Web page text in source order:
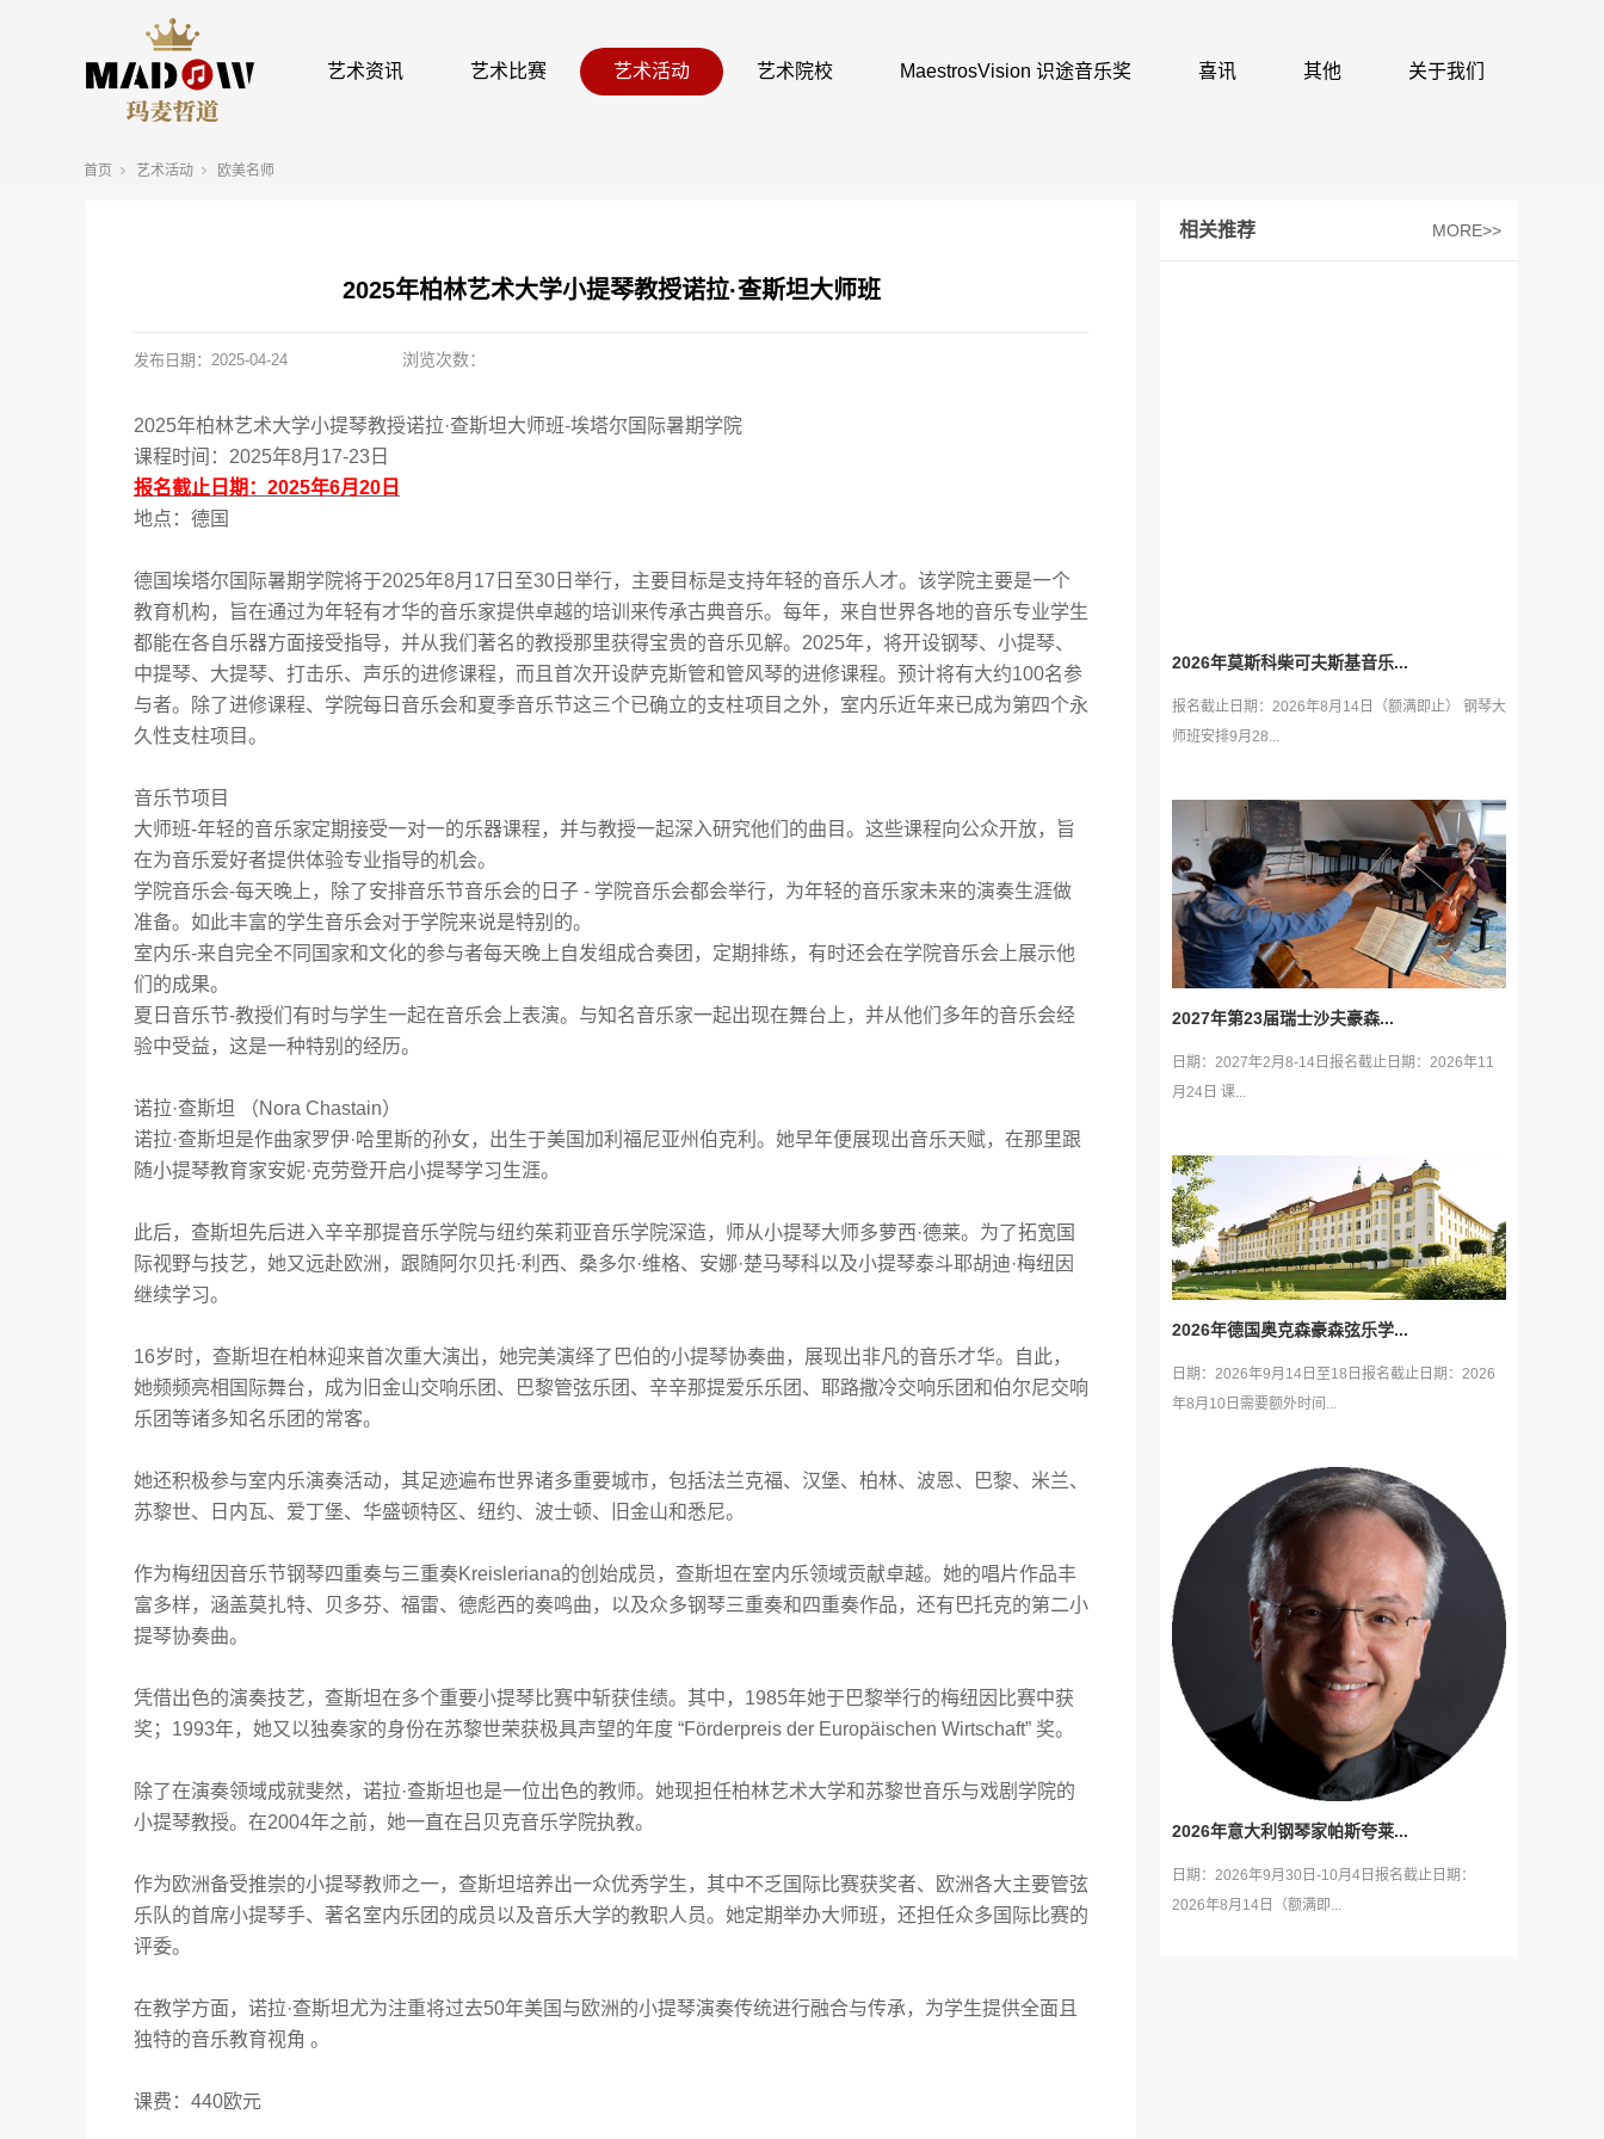
艺术资讯 艺术比赛 艺术活动 艺术院校 MaestrosVision 识途音乐奖 喜讯 其他 关于我们
首页 艺术活动 欧美名师
2025年柏林艺术大学小提琴教授诺拉·查斯坦大师班
发布日期： 2025-04-24 浏览次数：
2025年柏林艺术大学小提琴教授诺拉·查斯坦大师班-埃塔尔国际暑期学院
课程时间： 2025年8月 17-23 日
报名截止日期： 2025年6月 20 日
地点：德国
德国埃塔尔国际暑期学院将于2025年8月 17 日至30 日举行，主要目标是支持年轻的音乐人才。该学院主要是一个
教育机构，旨在通过为年轻有才华的音乐家提供卓越的培训来传承古典音乐。每年，来自世界各地的音乐专业学生
都能在各自乐器方面接受指导，并从我们著名的教授那里获得宝贵的音乐见解。 2025年，将开设钢琴、小提琴、
中提琴、大提琴、打击乐、声乐的进修课程，而且首次开设萨克斯管和管风琴的进修课程。预计将有大约100名参
与者。除了进修课程、学院每日音乐会和夏季音乐节这三个已确立的支柱项目之外，室内乐近年来已成为第四个永
久性支柱项目。
音乐节项目
大师班-年轻的音乐家定期接受一对一的乐器课程，并与教授一起深入研究他们的曲目。这些课程向公众开放，旨
在为音乐爱好者提供体验专业指导的机会。
学院音乐会-每天晚上，除了安排音乐节音乐会的日子 - 学院音乐会都会举行，为年轻的音乐家未来的演奏生涯做
准备。如此丰富的学生音乐会对于学院来说是特别的。
室内乐-来自完全不同国家和文化的参与者每天晚上自发组成合奏团，定期排练，有时还会在学院音乐会上展示他
们的成果。
夏日音乐节-教授们有时与学生一起在音乐会上表演。与知名音乐家一起出现在舞台上，并从他们多年的音乐会经
验中受益，这是一种特别的经历。
诺拉·查斯坦 （Nora Chastain）
诺拉·查斯坦是作曲家罗伊·哈里斯的孙女，出生于美国加利福尼亚州伯克利。她早年便展现出音乐天赋，在那里跟
随小提琴教育家安妮·克劳登开启小提琴学习生涯。
此后，查斯坦先后进入辛辛那提音乐学院与纽约茱莉亚音乐学院深造，师从小提琴大师多萝西·德莱。为了拓宽国
际视野与技艺，她又远赴欧洲，跟随阿尔贝托·利西、桑多尔·维格、安娜·楚马琴科以及小提琴泰斗耶胡迪·梅纽因
继续学习。
16岁时，查斯坦在柏林迎来首次重大演出，她完美演绎了巴伯的小提琴协奏曲，展现出非凡的音乐才华。自此，
她频频亮相国际舞台，成为旧金山交响乐团、巴黎管弦乐团、辛辛那提爱乐乐团、耶路撒冷交响乐团和伯尔尼交响
乐团等诸多知名乐团的常客。
她还积极参与室内乐演奏活动，其足迹遍布世界诸多重要城市，包括法兰克福、汉堡、柏林、波恩、巴黎、米兰、
苏黎世、日内瓦、爱丁堡、华盛顿特区、纽约、波士顿、旧金山和悉尼。
作为梅纽因音乐节钢琴四重奏与三重奏Kreisleriana的创始成员，查斯坦在室内乐领域贡献卓越。她的唱片作品丰
富多样，涵盖莫扎特、贝多芬、福雷、德彪西的奏鸣曲，以及众多钢琴三重奏和四重奏作品，还有巴托克的第二小
提琴协奏曲。
凭借出色的演奏技艺，查斯坦在多个重要小提琴比赛中斩获佳绩。其中， 1985年她于巴黎举行的梅纽因比赛中获
奖； 1993年，她又以独奏家的身份在苏黎世荣获极具声望的年度 “Förderpreis der Europäischen Wirtschaft” 奖。
除了在演奏领域成就斐然，诺拉·查斯坦也是一位出色的教师。她现担任柏林艺术大学和苏黎世音乐与戏剧学院的
小提琴教授。在2004年之前，她一直在吕贝克音乐学院执教。
作为欧洲备受推崇的小提琴教师之一，查斯坦培养出一众优秀学生，其中不乏国际比赛获奖者、欧洲各大主要管弦
乐队的首席小提琴手、著名室内乐团的成员以及音乐大学的教职人员。她定期举办大师班，还担任众多国际比赛的
评委。
在教学方面，诺拉·查斯坦尤为注重将过去50年美国与欧洲的小提琴演奏传统进行融合与传承，为学生提供全面且
独特的音乐教育视角 。
课费： 440欧元
相关推荐 MORE>>
2026年莫斯科柴可夫斯基音乐...
报名截止日期：2026年8月14日（额满即止） 钢琴大
师班安排9月28...
2027年第23届瑞士沙夫豪森...
日期：2027年2月8-14日报名截止日期：2026年11
月24日 课...
2026年德国奥克森豪森弦乐学...
日期：2026年9月14日至18日报名截止日期：2026
年8月10日需要额外时间...
2026年意大利钢琴家帕斯夸莱...
日期：2026年9月30日-10月4日报名截止日期：
2026年8月14日（额满即...